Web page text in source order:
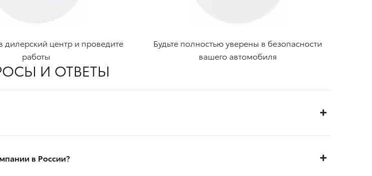
дилерский центр и проведите
работы
Будьте полностью уверены в безопасности
вашего автомобиля
И ОТВЕТЫ
в России?